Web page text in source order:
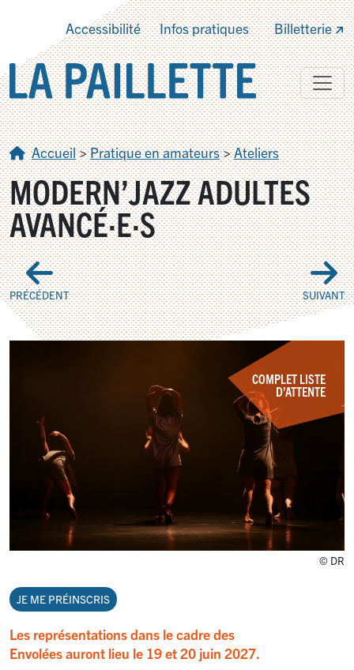
Accessibilité Infos pratiques Billetterie
Accueil>Pratique en amateurs>Ateliers
MODERN’JAZZ ADULTES
AVANCÉ·E·S
PRÉCÉDENT SUIVANT
COMPLET LISTE
D’ATTENTE
© DR
JE ME PRÉINSCRIS
Les représentations dans le cadre des
Envolées auront lieu le 19 et 20 juin 2027.